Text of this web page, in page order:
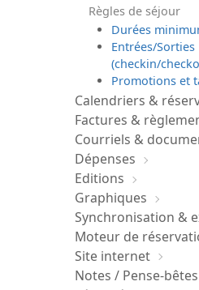
Règles de séjour
Durées
Entrées/Sorties
(checkin/
Promotions et
Calendriers &
Factures &
Courriels &
Dépenses
Editions
Graphiques
Synchronisation &
Moteur de
Site internet
Notes / Pense-bêtes